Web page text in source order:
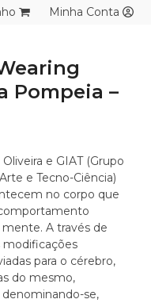
Minha Conta
Pompeia –
e GIAT (Grupo
e Tecno-Ciência)
no corpo que
A través de
modificações
para o cérebro,
do mesmo,
se,